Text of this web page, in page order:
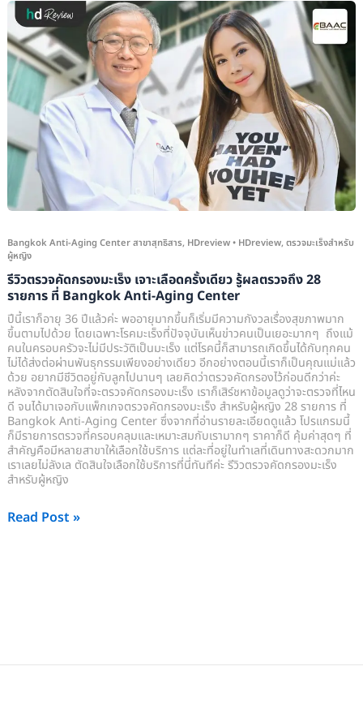
Bangkok Anti-Aging Center สาขาสุทธิสาร, HDreview• HDreview, ตรวจมะเร็งสำหรับ
ผู้หญิง
รีวิวตรวจคัดกรองมะเร็ง เจาะเลือดครั้งเดียว รู้ผลตรวจถึง 28
รายการ ที่ Bangkok Anti-Aging Center
ปีนี้เราก็อายุ 36 ปีแล้วค่ะ พออายุมากขึ้นก็เริ่มมีความกังวลเรื่องสุขภาพมาก
ขึ้นตามไปด้วย โดยเฉพาะโรคมะเร็งที่ปัจจุบันเห็นข่าวคนเป็นเยอะมากๆ ถึงแม้
คนในครอบครัวจะไม่มีประวัติเป็นมะเร็ง แต่โรคนี้ก็สามารถเกิดขึ้นได้กับทุกคน
ไม่ได้ส่งต่อผ่านพันธุกรรมเพียงอย่างเดียว อีกอย่างตอนนี้เราก็เป็นคุณแม่แล้ว
ด้วย อยากมีชีวิตอยู่กับลูกไปนานๆ เลยคิดว่าตรวจคัดกรองไว้ก่อนดีกว่าค่ะ
หลังจากตัดสินใจที่จะตรวจคัดกรองมะเร็ง เราก็เสิร์ชหาข้อมูลดูว่าจะตรวจที่ไหน
ดี จนได้มาเจอกับแพ็กเกจตรวจคัดกรองมะเร็ง สำหรับผู้หญิง 28 รายการ ที่
Bangkok Anti-Aging Center ซึ่งจากที่อ่านรายละเอียดดูแล้ว โปรแกรมนี้
ก็มีรายการตรวจที่ครอบคลุมและเหมาะสมกับเรามากๆ ราคาก็ดี คุ้มค่าสุดๆ ที่
สำคัญคือมีหลายสาขาให้เลือกใช้บริการ แต่ละที่อยู่ในทำเลที่เดินทางสะดวกมาก
เราเลยไม่ลังเล ตัดสินใจเลือกใช้บริการที่นี่ทันทีค่ะ รีวิวตรวจคัดกรองมะเร็ง
สำหรับผู้หญิง
รีวิว
ตรวจ
คัด
กรอง
มะเร็ง
เจาะ
เลือด
ครั้ง
เดียว
รู้
ตรวจ
ถึง
28
รายการ
ที่
Bangkok
Anti-
Aging
Center
Read Post »